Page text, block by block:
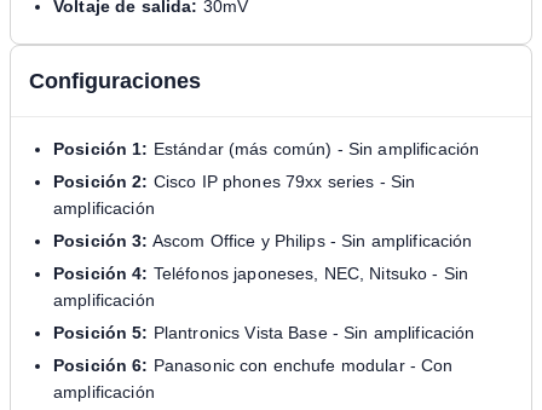
Voltaje de salida: 30mV
Configuraciones
Posición 1: Estándar (más común) - Sin amplificación
Posición 2: Cisco IP phones 79xx series - Sin
amplificación
Posición 3: Ascom Office y Philips - Sin amplificación
Posición 4: Teléfonos japoneses, NEC, Nitsuko - Sin
amplificación
Posición 5: Plantronics Vista Base - Sin amplificación
Posición 6: Panasonic con enchufe modular - Con
amplificación